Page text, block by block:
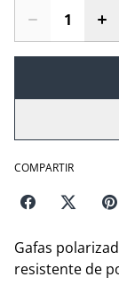
COMPARTIR
Gafas
resistente de